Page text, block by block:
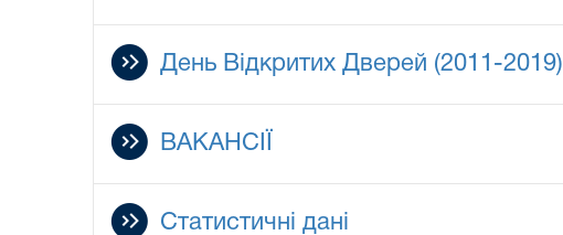
День Відкритих Дверей (2011-2019)
ВАКАНСІЇ
Статистичні дані